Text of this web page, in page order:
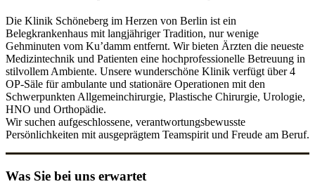
Die Klinik Schöneberg im Herzen von Berlin ist ein
Belegkrankenhaus mit langjähriger Tradition, nur wenige
Gehminuten vom Ku’damm entfernt. Wir bieten Ärzten die neueste
Medizintechnik und Patienten eine hochprofessionelle Betreuung in
stilvollem Ambiente. Unsere wunderschöne Klinik verfügt über 4
OP-Säle für ambulante und stationäre Operationen mit den
Schwerpunkten Allgemeinchirurgie, Plastische Chirurgie, Urologie,
HNO und Orthopädie.
Wir suchen aufgeschlossene, verantwortungsbewusste
Persönlichkeiten mit ausgeprägtem Teamspirit und Freude am Beruf.
Was Sie bei uns erwartet